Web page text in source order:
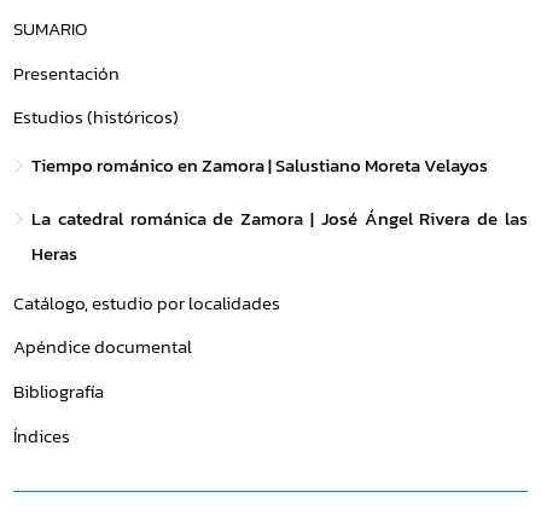
SUMARIO
Presentación
Estudios (históricos)
Tiempo románico en Zamora | Salustiano Moreta Velayos
La catedral románica de Zamora | José Ángel Rivera de las
Heras
Catálogo, estudio por localidades
Apéndice documental
Bibliografía
Índices